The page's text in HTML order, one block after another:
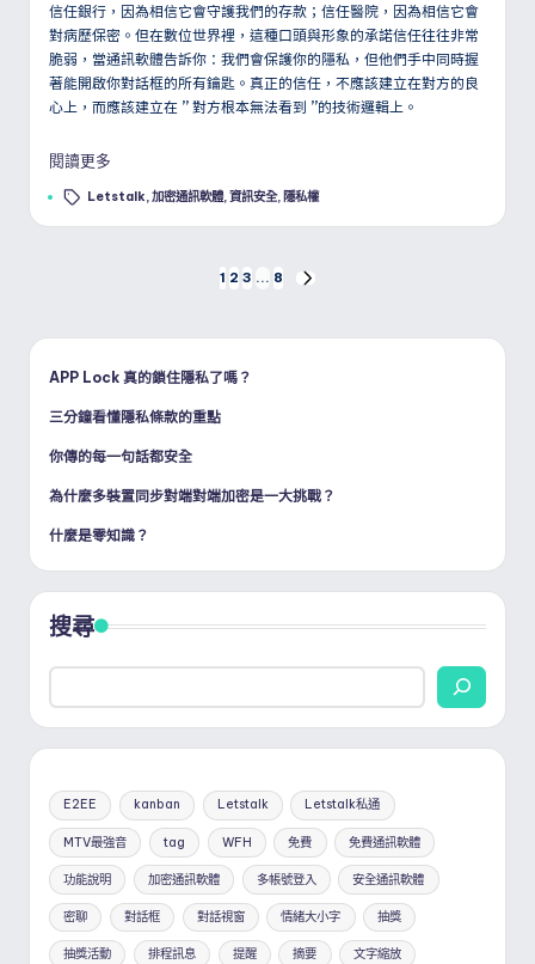
信任銀行，因為相信它會守護我們的存款；信任醫院，因為相信它會
對病歷保密。但在數位世界裡，這種口頭與形象的承諾信任往往非常
脆弱，當通訊軟體告訴你：我們會保護你的隱私，但他們手中同時握
著能開啟你對話框的所有鑰匙。真正的信任，不應該建立在對方的良
心上，而應該建立在 ” 對方根本無法看到 ”的技術邏輯上。
閱讀更多
Tags: Letstalk,加密通訊軟體,資訊安全, 隱私權
章
分
頁
1 2 3 ... 8
APP Lock 真的鎖住隱私了嗎？
三分鐘看懂隱私條款的重點
你傳的每一句話都安全
為什麼多裝置同步對端對端加密是一大挑戰？
什麼是零知識？
搜尋
E2EE kanban Letstalk Letstalk私通
MTV最強音 tag WFH 免費 免費通訊軟體
功能說明 加密通訊軟體 多帳號登入 安全通訊軟體
密聊 對話框 對話視窗 情緒大小字 抽獎
抽獎活動 排程訊息 提醒 摘要 文字縮放